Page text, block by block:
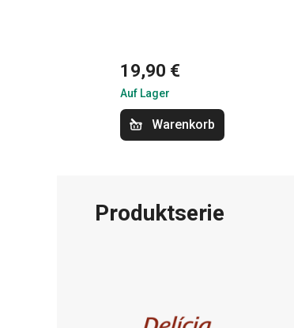
19,90 €
Auf Lager
Warenkorb
Produktserie